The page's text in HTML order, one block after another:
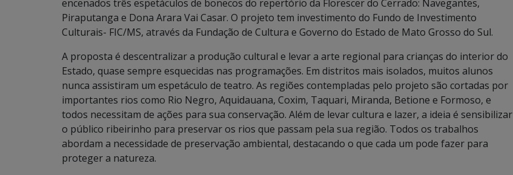
encenados três espetáculos de bonecos do repertório da Florescer do Cerrado: Navegantes,
Piraputanga e Dona Arara Vai Casar. O projeto tem investimento do Fundo de Investimento
Culturais- FIC/MS, através da Fundação de Cultura e Governo do Estado de Mato Grosso do Sul.
A proposta é descentralizar a produção cultural e levar a arte regional para crianças do interior do
Estado, quase sempre esquecidas nas programações. Em distritos mais isolados, muitos alunos
nunca assistiram um espetáculo de teatro. As regiões contempladas pelo projeto são cortadas por
importantes rios como Rio Negro, Aquidauana, Coxim, Taquari, Miranda, Betione e Formoso, e
todos necessitam de ações para sua conservação. Além de levar cultura e lazer, a ideia é sensibilizar
o público ribeirinho para preservar os rios que passam pela sua região. Todos os trabalhos
abordam a necessidade de preservação ambiental, destacando o que cada um pode fazer para
proteger a natureza.